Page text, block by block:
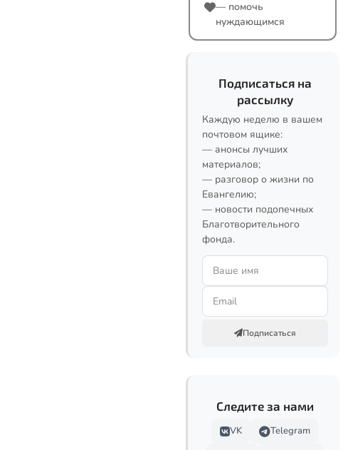
— помочь
нуждающимся
Подписаться на
рассылку
Каждую неделю в вашем
почтовом ящике:
— анонсы лучших
материалов;
— разговор о жизни по
Евангелию;
— новости подопечных
Благотворительного
фонда.
Подписаться
Следите за нами
VK
Telegram